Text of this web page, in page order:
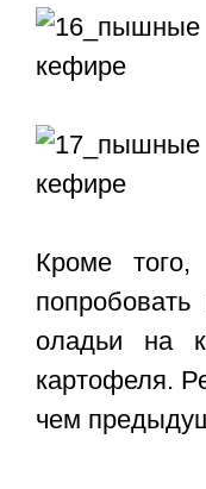
Кроме
оладьи на
картофеля.
чем